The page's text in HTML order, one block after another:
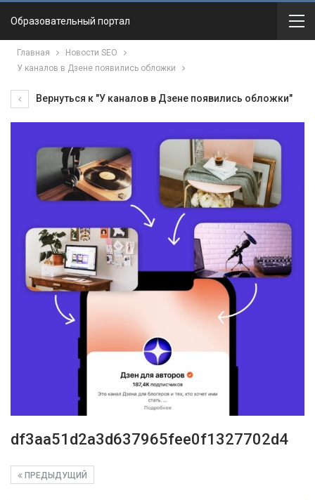
Образовательный портал
Главная
Новости SEO
У каналов в Дзене появились обложки
Вернуться к "У каналов в Дзене появились обложки"
df3aa51d2a3d637965fee0f1327702d4
ПРЕДЫДУЩИЙ